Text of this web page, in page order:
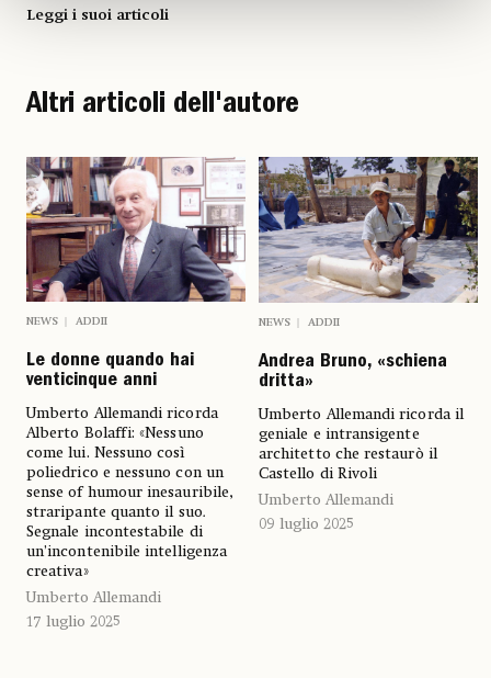
Leggi i suoi articoli
Altri articoli dell'autore
NEWS ADDII
Le donne quando hai
venticinque anni
Umberto Allemandi ricorda
Alberto Bolaffi: «Nessuno
come lui. Nessuno così
poliedrico e nessuno con un
sense of humour inesauribile,
straripante quanto il suo.
Segnale incontestabile di
un’incontenibile intelligenza
creativa»
Umberto Allemandi
17 luglio 2025
NEWS ADDII
Andrea Bruno, «schiena
dritta»
Umberto Allemandi ricorda il
geniale e intransigente
architetto che restaurò il
Castello di Rivoli
Umberto Allemandi
09 luglio 2025